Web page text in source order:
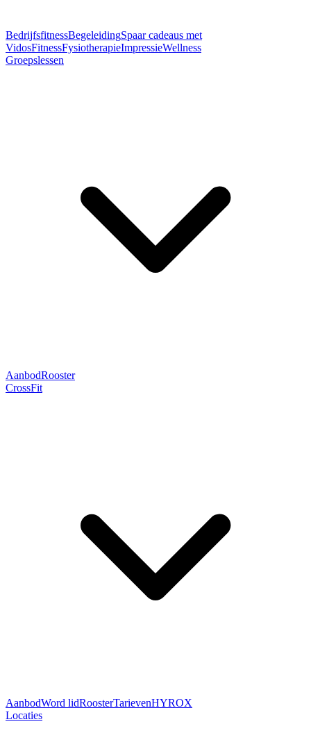
BedrijfsfitnessBegeleidingSpaar cadeaus met
VidosFitnessFysiotherapieImpressieWellness
Groepslessen
AanbodRooster
CrossFit
AanbodWord lidRoosterTarievenHYROX
Locaties